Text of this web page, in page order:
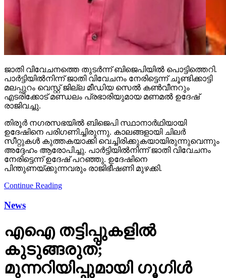
ജാതി വിവേചനത്തെ തുടര്‍ന്ന് ബിജെപിയില്‍ പൊട്ടിത്തെറി.
പാര്‍ട്ടിയില്‍നിന്ന് ജാതി വിവേചനം നേരിട്ടെന്ന് ചൂണ്ടിക്കാട്ടി
മലപ്പുറം വെസ്റ്റ് ജില്ല മീഡിയ സെല്‍ കണ്‍വീനറും
എടരിക്കോട് മണ്ഡലം പ്രഭാരിയുമായ മണമല്‍ ഉദേഷ്
രാജിവച്ചു.
തിരൂര്‍ നഗരസഭയില്‍ ബിജെപി സ്ഥാനാര്‍ഥിയായി
ഉദേഷിനെ പരിഗണിച്ചിരുന്നു. കാലങ്ങളായി ചിലര്‍
സീറ്റുകള്‍ കുത്തകയാക്കി വെച്ചിരിക്കുകയായിരുന്നുവെന്നും
അദ്ദേഹം ആരോപിച്ചു. പാര്‍ട്ടിയില്‍നിന്ന് ജാതി വിവേചനം
നേരിട്ടെന്ന് ഉദേഷ് പറഞ്ഞു. ഉദേഷിനെ
പിന്തുണയ്ക്കുന്നവരും രാജിഭീഷണി മുഴക്കി.
Continue Reading
News
എഐ തട്ടിപ്പുകളില്‍
കുടുങ്ങരുത്;
മുന്നറിയിപ്പുമായി ഗൂഗിള്‍